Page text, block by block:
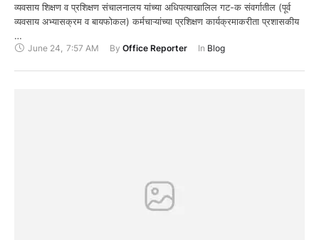
व्यवसाय शिक्षण व प्रशिक्षण संचालनालय यांच्या अधिपत्याखालिल गट-क संवर्गातील (पूर्व
व्यवसाय अभ्यासक्रम व बायफोकल) कर्मचाऱ्यांच्या प्रशिक्षण कार्यक्रमाकरीता प्रशासकीय
…
June 24 7:57 AM By Office Reporter In Blog